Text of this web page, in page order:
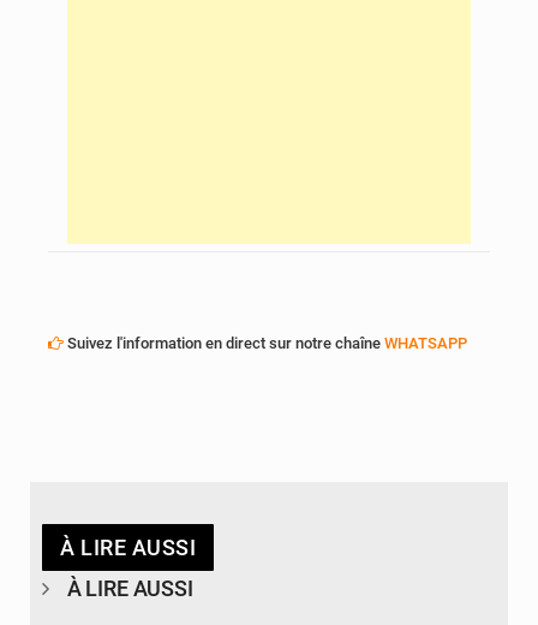
Suivez l'information en direct sur notre chaîne WHATSAPP
À LIRE AUSSI
À LIRE AUSSI